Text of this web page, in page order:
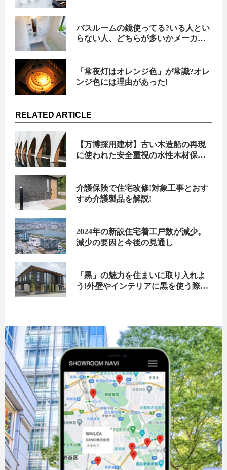
バスルームの鏡使ってる?いる人とい
らない人、どちらが多いかメーカー
「常夜灯はオレンジ色」が常識?オレ
ンジ色には理由があった!
RELATED ARTICLE
【万博採用建材】古い木造船の再現
に使われた安全重視の水性木材保護
介護保険で住宅改修!対象工事とおす
すめ介護製品を解説!
2024年の新設住宅着工戸数が減少。
減少の要因と今後の見通し
「黒」の魅力を住まいに取り入れよ
う!外壁やインテリアに黒を使う際の